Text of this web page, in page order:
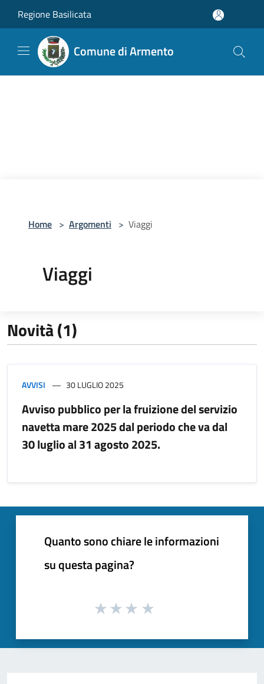
Regione Basilicata
Comune di Armento
Home > Argomenti > Viaggi
Viaggi
Novità (1)
AVVISI 30 LUGLIO 2025
Avviso pubblico per la fruizione del servizio
navetta mare 2025 dal periodo che va dal
30 luglio al 31 agosto 2025.
Quanto sono chiare le informazioni
su questa pagina?